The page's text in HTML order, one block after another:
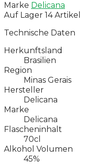
Marke Delicana
Auf Lager 14 Artikel
Technische Daten
Herkunftsland
Brasilien
Region
Minas Gerais
Hersteller
Delicana
Marke
Delicana
Flascheninhalt
70cl
Alkohol Volumen
45%